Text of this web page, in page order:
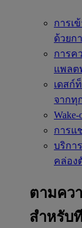
การเ
ด้วยก
การค
แพลต
เดสก์
จากทุ
การแ
บริการ
คล่อง
ตามคว
สำหรับ